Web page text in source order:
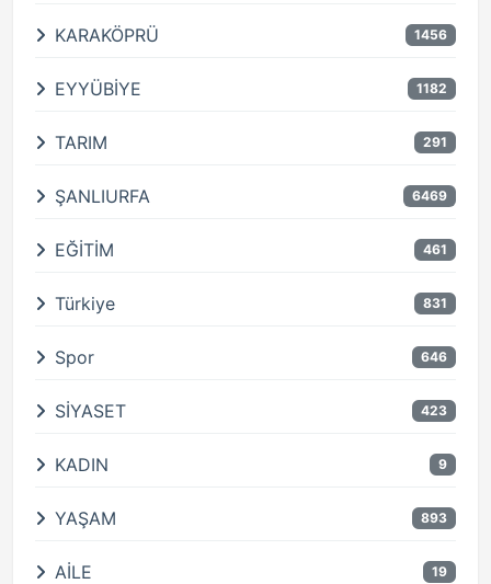
KARAKÖPRÜ 1456
EYYÜBİYE 1182
TARIM 291
ŞANLIURFA 6469
EĞİTİM 461
Türkiye 831
Spor 646
SİYASET 423
KADIN 9
YAŞAM 893
AİLE 19